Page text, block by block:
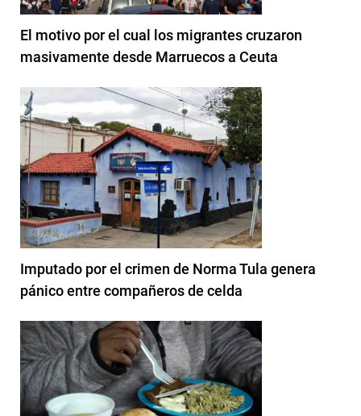
El motivo por el cual los migrantes cruzaron
masivamente desde Marruecos a Ceuta
Imputado por el crimen de Norma Tula genera
pánico entre compañeros de celda